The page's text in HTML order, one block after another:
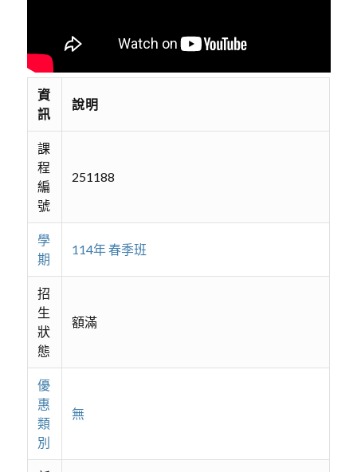
資
訊
說明
課
程
編
號
251188
學
期
114年 春季班
招
生
狀
態
額滿
優
惠
類
別
無